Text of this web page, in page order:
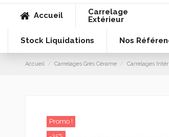
Accueil
Carrelage
Extérieur
Stock Liquidations
Nos
Accueil Carrelages Grès Cérame Carrelages
Promo !